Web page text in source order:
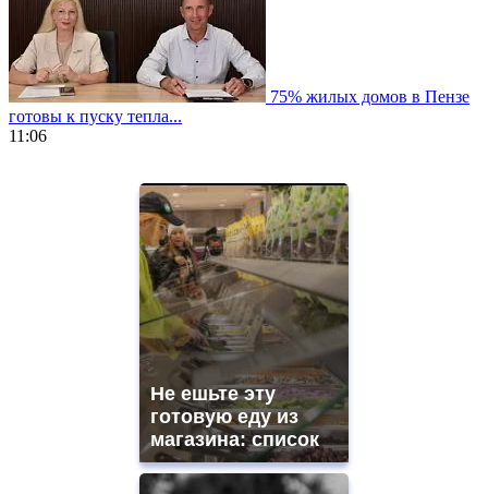
75% жилых домов в Пензе
готовы к пуску тепла...
11:06
https://gradewatches.to/
https://www.replicasrelojes.to/
Не ешьте эту
готовую еду из
магазина: список